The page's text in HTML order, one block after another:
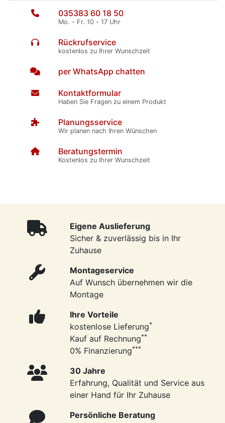
035383 60 18 50
Mo. - Fr. 10 - 17 Uhr
Rückrufservice
kostenlos zu Ihrer Wunschzeit
per WhatsApp chatten
Kontaktformular
Haben Sie Fragen zu einem Produkt
Planungsservice
Wir planen nach Ihren Wünschen
Beratungstermin
Kostenlos zu Ihrer Wunschzeit
Eigene Auslieferung
Sicher & zuverlässig bis in Ihr
Zuhause
Montageservice
Auf Wunsch übernehmen wir die
Montage
Ihre Vorteile
kostenlose Lieferung*
Kauf auf Rechnung**
0% Finanzierung***
30 Jahre
Erfahrung, Qualität und Service aus
einer Hand für Ihr Zuhause
Persönliche Beratung